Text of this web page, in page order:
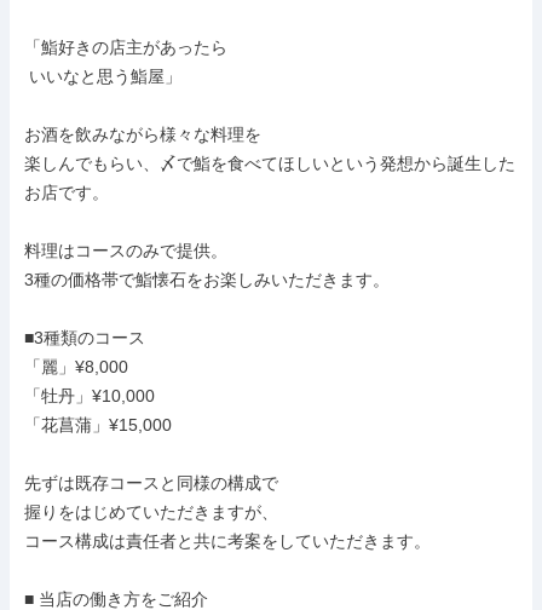
「鮨好きの店主があったら
お酒を飲みながら様々な料理を
楽しんでもらい、〆で鮨を食べてほしいという発想から誕生した
お店です。
料理はコースのみで提供。
3種の価格帯で鮨懐石をお楽しみいただきます。
■3種類のコース
「麗」¥8,000
「牡丹」¥10,000
「花菖蒲」¥15,000
先ずは既存コースと同様の構成で
握りをはじめていただきますが、
コース構成は責任者と共に考案をしていただきます。
■ 当店の働き方をご紹介